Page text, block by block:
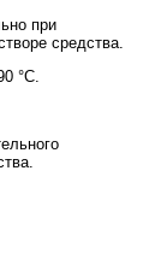
при
средства.
°C.